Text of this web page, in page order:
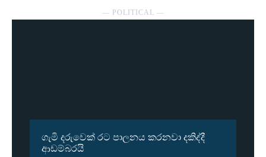
― POLITICAL ―
ගැමි දරුවෙක් රට පාලනය කරනවා දකිද්දී
ආඩම්බරයි